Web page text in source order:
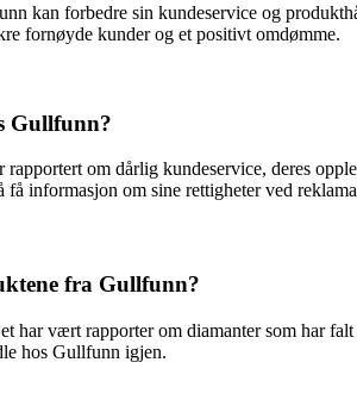
kan forbedre sin kundeservice og
fornøyde kunder og et positivt omdømme.
Gullfunn?
om dårlig kundeservice, deres
informasjon om sine rettigheter ved
fra Gullfunn?
vært rapporter om diamanter som har
hos Gullfunn igjen.